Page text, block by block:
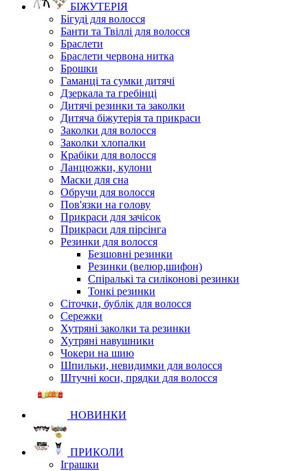
БІЖУТЕРІЯ
Бігуді для волосся
Банти та Твіллі для волосся
Браслети
Браслети червона нитка
Брошки
Гаманці та сумки дитячі
Дзеркала та гребінці
Дитячі резинки та заколки
Дитяча біжутерія та прикраси
Заколки для волосся
Заколки хлопалки
Крабіки для волосся
Ланцюжки, кулони
Маски для сна
Обручи для волосся
Пов'язки на голову
Прикраси для зачісок
Прикраси для пірсінга
Резинки для волосся
Безшовні резинки
Резинки (велюр,шифон)
Спіралькі та силіконові резинки
Тонкі резинки
Сіточки, бублік для волосся
Сережки
Хутряні заколки та резинки
Хутряні навушники
Чокери на шию
Шпильки, невидимки для волосся
Штучні коси, прядки для волосся
НОВИНКИ
ПРИКОЛИ
Іграшки